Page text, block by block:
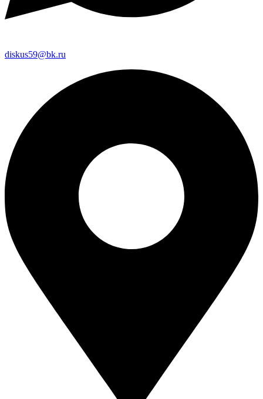
diskus59@bk.ru